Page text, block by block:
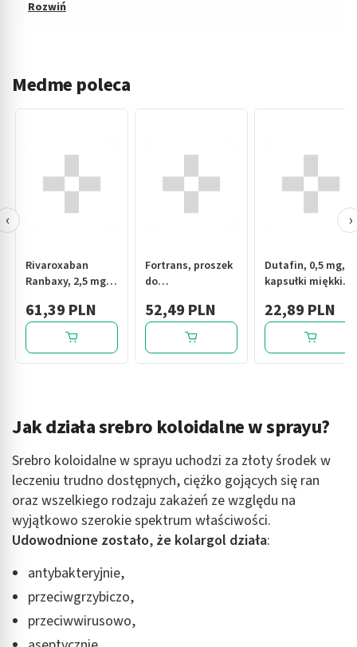
Medme poleca
Rivaroxaban
Ranbaxy, 2,5 mg,
szt.
61,39 PLN
Fortrans, proszek
do
roztworu
doustnego,
saszetka po 74 g,
4 szt.
52,49 PLN
Dutafin, 0,5 mg,
kapsułki miękkie,
22,89 PLN
‹ ›
Jak działa srebro koloidalne w sprayu?
Srebro koloidalne w sprayu uchodzi za złoty środek w
leczeniu trudno dostępnych, ciężko gojących się ran
oraz wszelkiego rodzaju zakażeń ze względu na
wyjątkowo szerokie spektrum właściwości.
Udowodnione zostało, że kolargol działa:
antybakteryjnie,
przeciwgrzybiczo,
przeciwwirusowo,